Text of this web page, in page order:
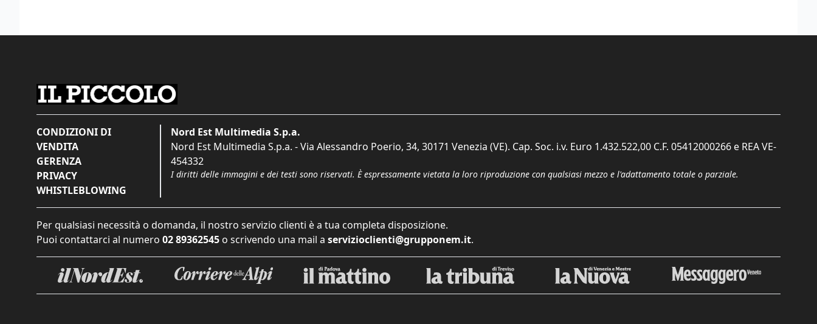
CONDIZIONI DI
VENDITA
GERENZA
PRIVACY
WHISTLEBLOWING
Nord Est Multimedia S.p.a.
Nord Est Multimedia S.p.a. - Via Alessandro Poerio, 34, 30171 Venezia (VE). Cap. Soc. i.v. Euro 1.432.522,00 C.F. 05412000266 e REA VE-
454332
I diritti delle immagini e dei testi sono riservati. È espressamente vietata la loro riproduzione con qualsiasi mezzo e l'adattamento totale o parziale.
Per qualsiasi necessità o domanda, il nostro servizio clienti è a tua completa disposizione.
Puoi contattarci al numero 02 89362545 o scrivendo una mail a servizioclienti@grupponem.it.